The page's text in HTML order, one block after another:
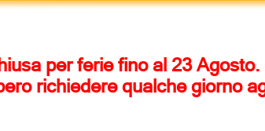
per ferie fino al 23
richiedere qualche giorno